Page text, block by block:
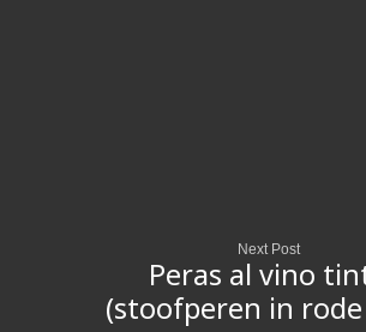
Next Post
Peras al vino
(stoofperen in